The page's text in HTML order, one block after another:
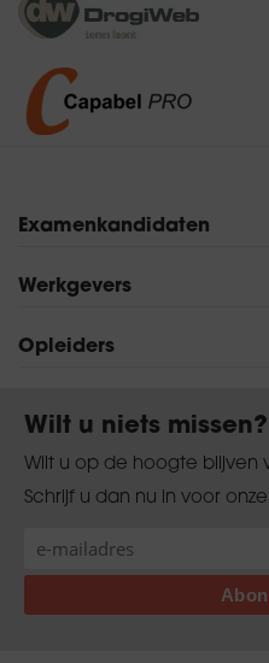
Examenkandidaten
Werkgevers
Verkoop in de Drogisterij
Assistent-Drogist
Drogist
Opleiders
Exameneisen
Wilt u niets missen?
Wilt u op de hoogte blijven
Schrijf u dan nu in voor